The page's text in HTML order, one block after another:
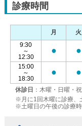
診療時間
休診日 ：木曜・日曜・祝
※月に1回木曜に診療、
※土曜日の午後の診療時
月 火
9:30
～
12:30
● ●
15:00
～
18:30
● ●